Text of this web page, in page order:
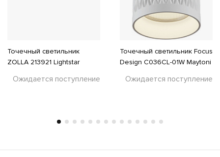
Точечный светильник
ZOLLA 213921 Lightstar
Ожидается поступление
Точечный светильник Focus
Design C036CL-01W Maytoni
Ожидается поступление